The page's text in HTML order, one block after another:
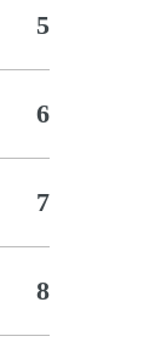
5
6
7
8